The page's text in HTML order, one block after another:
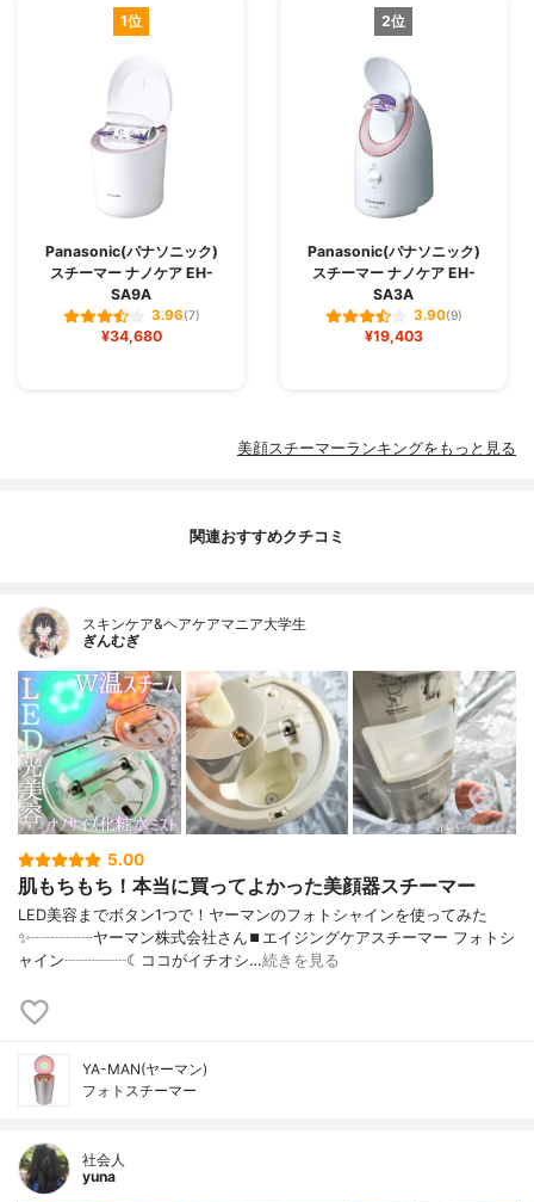
1位
Panasonic(パナソニック)
スチーマー ナノケア EH-
SA9A
3.96(7)
¥34,680
2位
Panasonic(パナソニック)
スチーマー ナノケア EH-
SA3A
3.90(9)
¥19,403
美顔スチーマーランキングをもっと見る
関連おすすめクチコミ
スキンケア&ヘアケアマニア大学生
ぎんむぎ
5.00
肌もちもち！本当に買ってよかった美顔器スチーマー
LED美容までボタン1つで！ヤーマンのフォトシャインを使ってみた
✨┈┈┈┈ヤーマン株式会社さん⏹エイジングケアスチーマー フォトシ
ャイン┈┈┈┈☾ココがイチオシ…続きを見る
YA-MAN(ヤーマン)
フォトスチーマー
社会人
yuna